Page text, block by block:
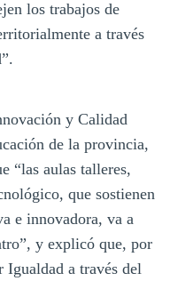
los trabajos de
a través
y Calidad
de la provincia,
“las aulas talleres,
que sostienen
e innovadora, va a
y explicó que, por
Igualdad a través del